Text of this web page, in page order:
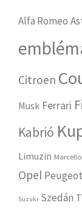
Alfa Romeo
Citroen
Musk Ferrari
Kabrió
Limuzin
Opel Peugeot
Suzuki Szedán